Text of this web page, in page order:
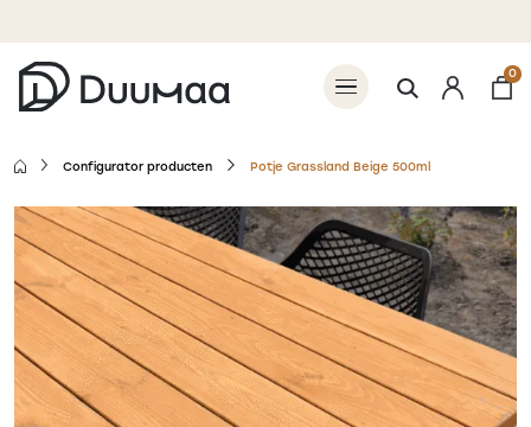
0
Configurator producten Potje Grassland Beige 500ml